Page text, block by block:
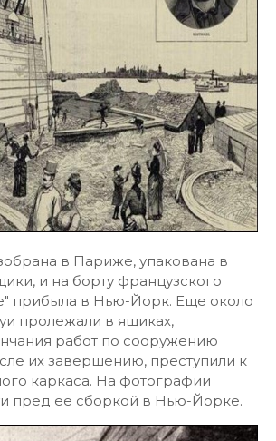
в Париже, упакована в
и на борту французского
прибыла в Нью-Йорк. Еще около
пролежали в ящиках,
работ по сооружению
их завершению, преступили к
каркаса. На фотографии
пред ее сборкой в Нью-Йорке.